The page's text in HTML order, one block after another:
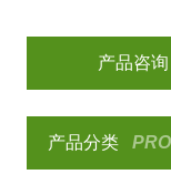
产品咨询
产品分类